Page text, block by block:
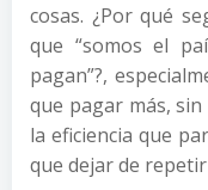
cosas. ¿Por qué
que “somos el
pagan”?,
que pagar más,
la eficiencia que
que dejar de